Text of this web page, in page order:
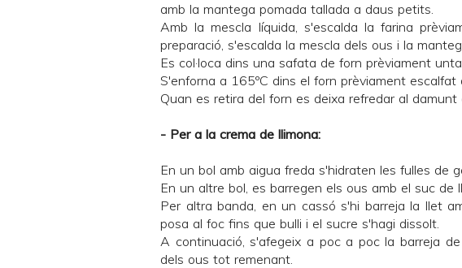
amb la mantega pomada tallada a daus petits.
Amb la mescla líquida, s'escalda la farina
preparació, s'escalda la mescla dels ous i la
Es col·loca dins una safata de forn prèviament
S'enforna a 165ºC dins el forn prèviament
Quan es retira del forn es deixa refredar al
- Per a la crema de llimona:
En un bol amb aigua freda s'hidraten les fulles de
En un altre bol, es barregen els ous amb el suc de
Per altra banda, en un cassó s'hi barreja la llet
posa al foc fins que bulli i el sucre s'hagi dissolt.
A continuació, s'afegeix a poc a poc la barreja
dels ous tot remenant.